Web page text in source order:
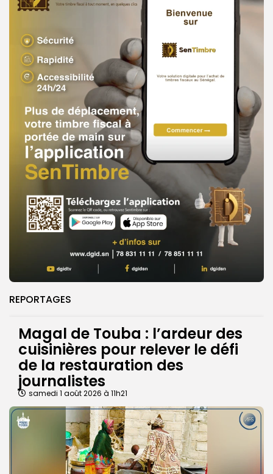
REPORTAGES
Magal de Touba : l’ardeur des
cuisinières pour relever le défi
de la restauration des
journalistes
samedi 1 août 2026 à 11h21